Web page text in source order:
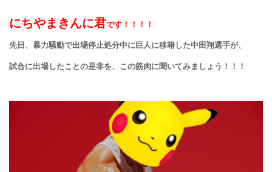
にちやまきんに君です！！！！
先日、暴力騒動で出場停止処分中に巨人に移籍した中田翔選手が、
試合に出場したことの是非を、この筋肉に聞いてみましょう！！！